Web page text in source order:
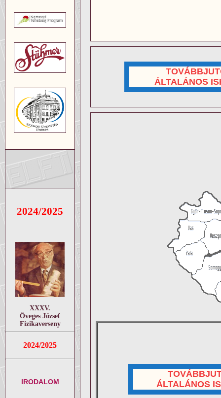
2024/2025
XXXV.
Öveges József
Fizikaverseny
2024/2025
IRODALOM
ÁLTALÁNOS
ÁLTALÁNOS